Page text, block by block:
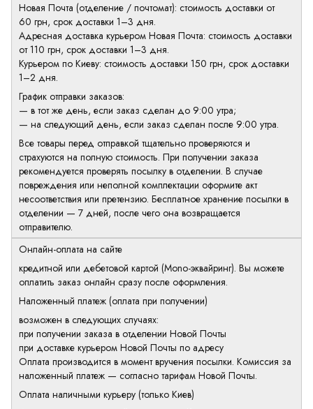
Новая Почта (отделение / почтомат): стоимость доставки от
60 грн, срок доставки 1–3 дня.
Адресная доставка курьером Новая Почта: стоимость доставки
от 110 грн, срок доставки 1–3 дня.
Курьером по Киеву: стоимость доставки 150 грн, срок доставки
1–2 дня.
График отправки заказов:
— в тот же день, если заказ сделан до 9:00 утра;
— на следующий день, если заказ сделан после 9:00 утра.
Все товары перед отправкой тщательно проверяются и
страхуются на полную стоимость. При получении заказа
рекомендуется проверять посылку в отделении. В случае
повреждения или неполной комплектации оформите акт
несоответствия или претензию. Бесплатное хранение посылки в
отделении — 7 дней, после чего она возвращается
отправителю.
Онлайн-оплата на сайте
кредитной или дебетовой картой (Mono-эквайринг). Вы можете
оплатить заказ онлайн сразу после оформления.
Наложенный платеж (оплата при получении)
возможен в следующих случаях:
при получении заказа в отделении Новой Почты
при доставке курьером Новой Почты по адресу
Оплата производится в момент вручения посылки. Комиссия за
наложенный платеж — согласно тарифам Новой Почты.
Оплата наличными курьеру (только Киев)